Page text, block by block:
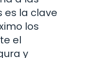
es la clave
los
el
y